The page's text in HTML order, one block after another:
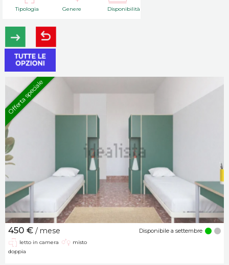
Tipologia Genere Disponibilità
Offerta speciale
450 € / mese Disponibile a settembre
letto in camera
doppia
misto